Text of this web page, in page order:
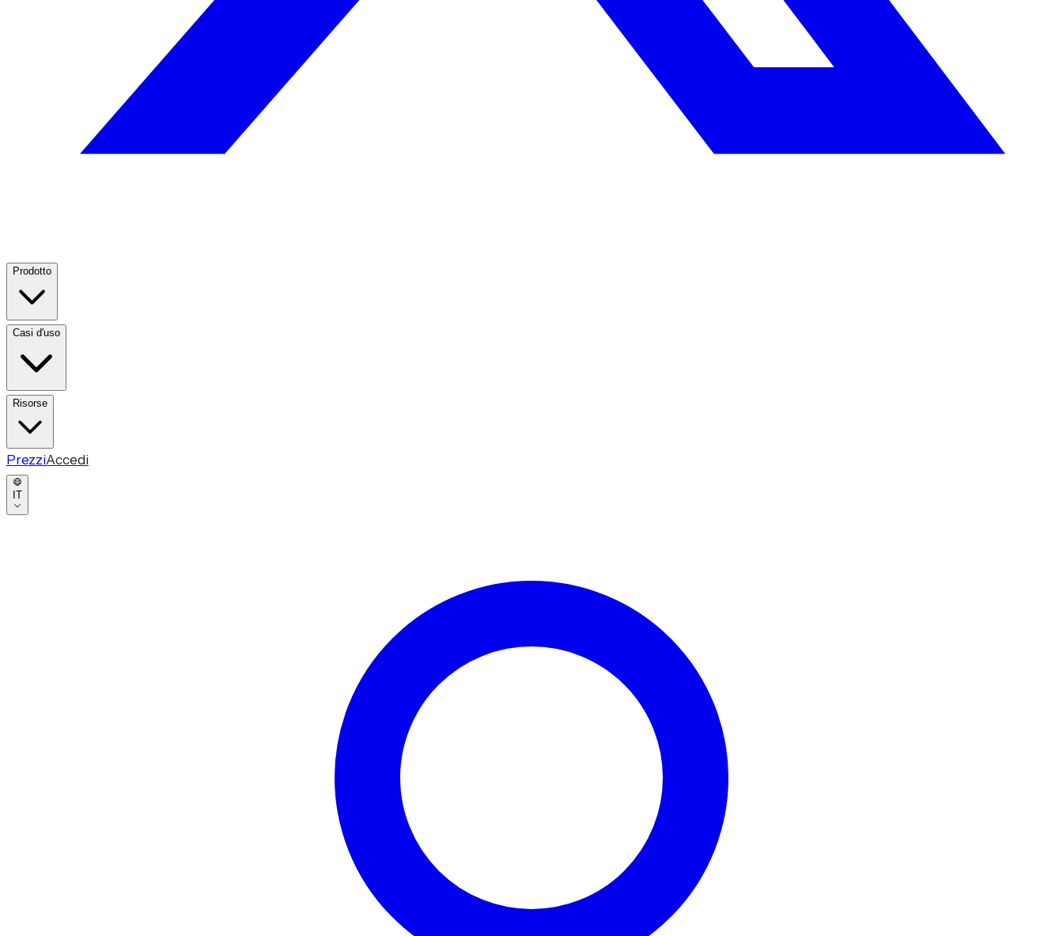
Prodotto
Casi d'uso
Risorse
PrezziAccedi
IT